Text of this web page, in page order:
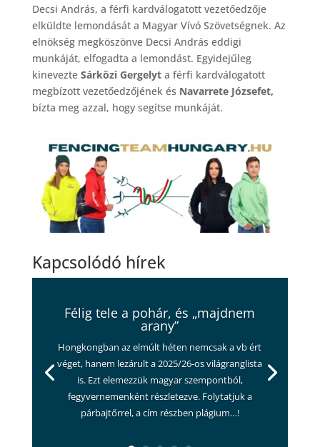
Decsi András, a férfi kardválogatott vezetőedzője
elküldte lemondását a Magyar Vívó Szövetségnek. Az
elnökség megköszönve Decsi András eddigi
munkáját, elfogadta a lemondást. Egyidejűleg
kinevezte Sárközi Gergelyta férfi kardválogatott
megbízott vezetőedzőjének és Navarrete Józsefet,
bízta meg azzal, hogy segítse munkáját.
Kapcsolódó hírek
Félig tele a pohár, és „majdnem
arany”
Hongkongban az elmúlt héten nemcsak a vb ért
véget, hanem lezárult a 2025/26-os világranglista
is. Ezt elemezzük magyar szempontból,
fegyvernemenként részletezve. Folytatjuk a
párbajtőrrel, a cím részben plágium…!